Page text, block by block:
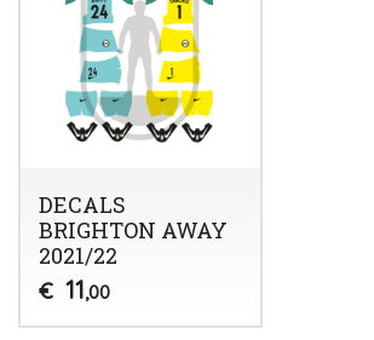
DECALS
BRIGHTON AWAY
2021/22
€ 11,00